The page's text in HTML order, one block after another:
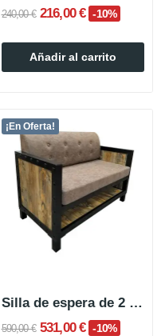
240,00 € 216,00 € -10%
Añadir al carrito
¡En Oferta!
Silla de espera de 2 plazas YUNA
590,00 € 531,00 € -10%